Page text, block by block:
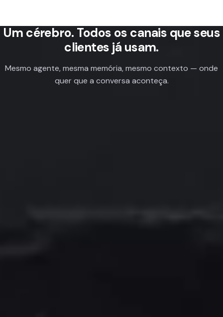
Um cérebro. Todos os canais que seus
clientes já usam.
Mesmo agente, mesma memória, mesmo contexto — onde
quer que a conversa aconteça.